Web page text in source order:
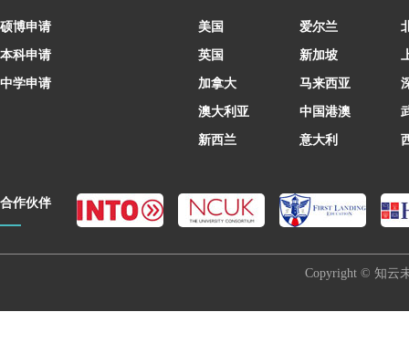
硕博申请
本科申请
中学申请
美国
英国
加拿大
澳大利亚
新西兰
爱尔兰
新加坡
马来西亚
中国港澳
意大利
合作伙伴
Copyright © 知云